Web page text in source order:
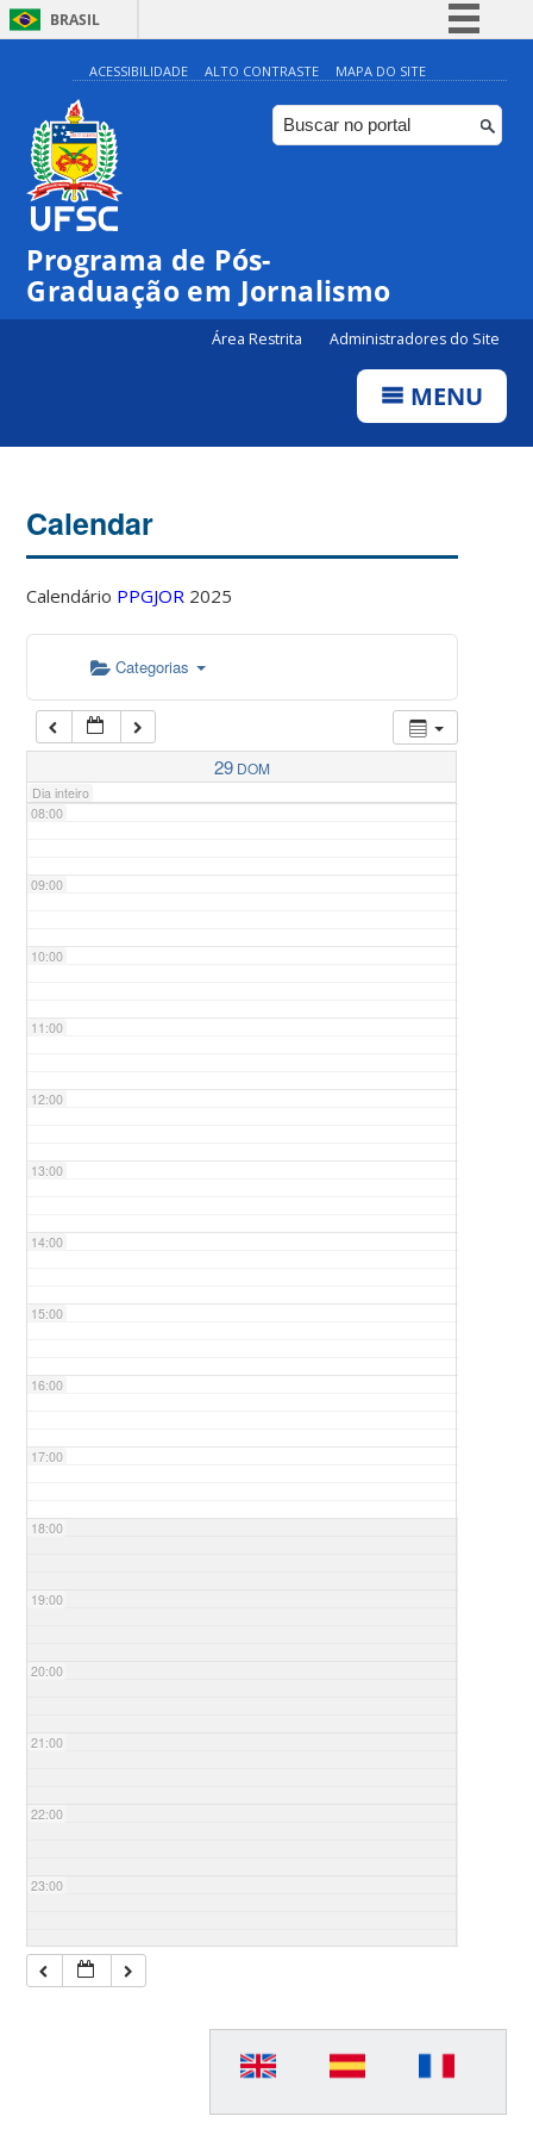
BRASIL
Simplifique!
Comunica BR
Participe
ACESSIBILIDADE ALTO CONTRASTE MAPA DO SITE
Programa de Pós-
Graduação em Jornalismo
Área Restrita Administradores do Site
MENU
Calendar
Calendário PPGJOR 2025
Categorias
29 DOM
Dia inteiro
04:00
05:00
07:00
08:00
09:00
10:00
11:00
12:00
13:00
14:00
15:00
16:00
17:00
18:00
19:00
20:00
21:00
22:00
23:00